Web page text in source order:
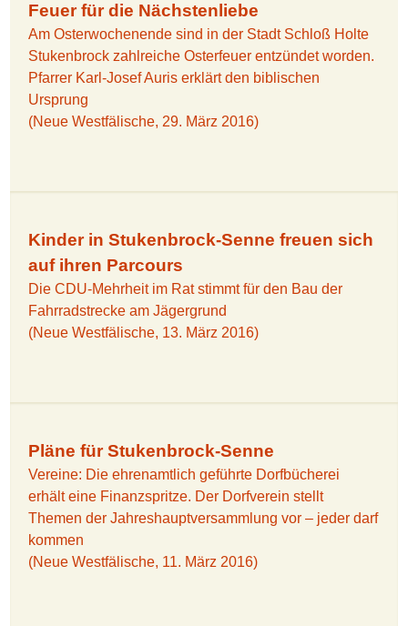
Feuer für die Nächstenliebe
Am Osterwochenende sind in der Stadt Schloß Holte
Stukenbrock zahlreiche Osterfeuer entzündet worden.
Pfarrer Karl-Josef Auris erklärt den biblischen
Ursprung
(Neue Westfälische, 29. März 2016)
Kinder in Stukenbrock-Senne freuen sich
auf ihren Parcours
Die CDU-Mehrheit im Rat stimmt für den Bau der
Fahrradstrecke am Jägergrund
(Neue Westfälische, 13. März 2016)
Pläne für Stukenbrock-Senne
Vereine: Die ehrenamtlich geführte Dorfbücherei
erhält eine Finanzspritze. Der Dorfverein stellt
Themen der Jahreshauptversammlung vor – jeder darf
kommen
(Neue Westfälische, 11. März 2016)